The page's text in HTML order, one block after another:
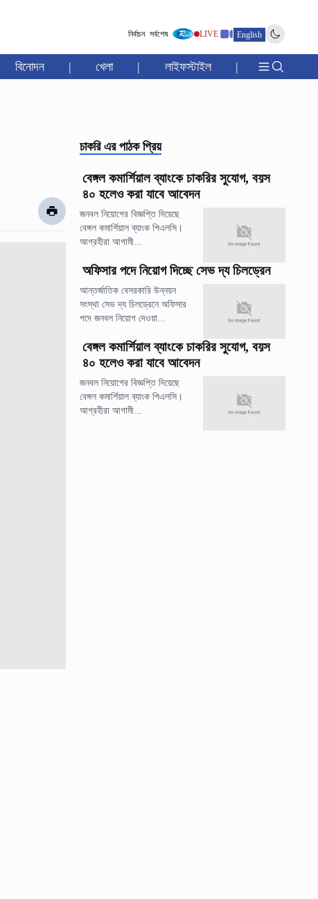
নির্বাচন সর্বশেষ LIVE English
বিনোদন | খেলা | লাইফস্টাইল |
চাকরি এর পাঠক প্রিয়
বেঙ্গল কমার্শিয়াল ব্যাংকে চাকরির সুযোগ, বয়স
৪০ হলেও করা যাবে আবেদন
জনবল নিয়োগের বিজ্ঞপ্তি দিয়েছে
বেঙ্গল কমার্শিয়াল ব্যাংক পিএলসি।
আগ্রহীরা আগামী...
অফিসার পদে নিয়োগ দিচ্ছে সেভ দ্য চিলড্রেন
আন্তর্জাতিক বেসরকারি উন্নয়ন
সংস্থা সেভ দ্য চিলড্রেনে অফিসার
পদে জনবল নিয়োগ দেওয়া...
বেঙ্গল কমার্শিয়াল ব্যাংকে চাকরির সুযোগ, বয়স
৪০ হলেও করা যাবে আবেদন
জনবল নিয়োগের বিজ্ঞপ্তি দিয়েছে
বেঙ্গল কমার্শিয়াল ব্যাংক পিএলসি।
আগ্রহীরা আগামী...